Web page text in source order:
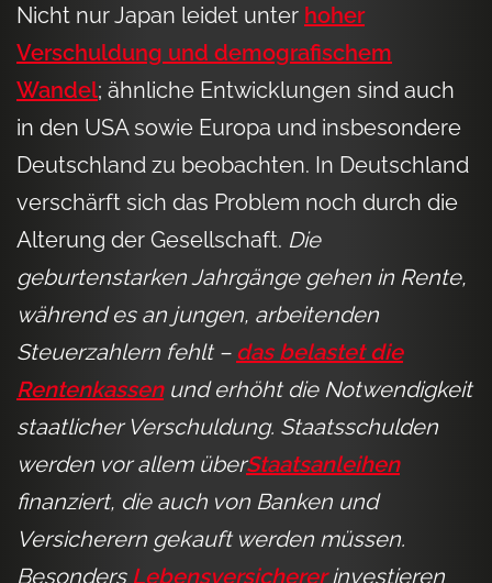
Nicht nur Japan leidet unter hoher
Verschuldung und demografischem
Wandel; ähnliche Entwicklungen sind auch
in den USA sowie Europa und insbesondere
Deutschland zu beobachten. In Deutschland
verschärft sich das Problem noch durch die
Alterung der Gesellschaft. Die
geburtenstarken Jahrgänge gehen in Rente,
während es an jungen, arbeitenden
Steuerzahlern fehlt – das belastet die
Rentenkassenund erhöht die Notwendigkeit
staatlicher Verschuldung. Staatsschulden
werden vor allem überStaatsanleihen
finanziert, die auch von Banken und
Versicherern gekauft werden müssen.
Besonders Lebensversichererinvestieren